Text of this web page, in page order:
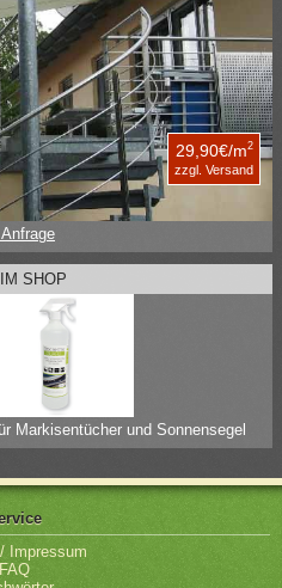
29,90€/m2
zzgl. Versand
SHOP
Markisentücher und Sonnensegel
Impressum
FAQ